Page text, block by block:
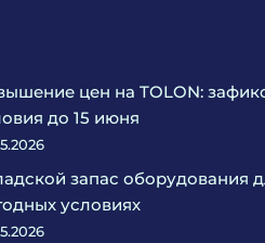
цен на TOLON:
до 15 июня
запас оборудования
условиях